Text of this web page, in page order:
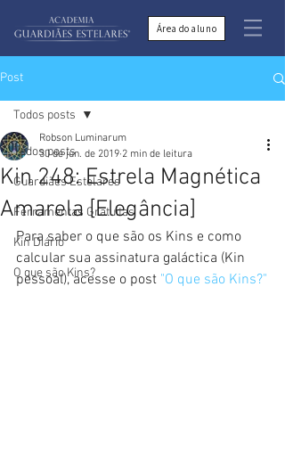
Área do aluno
Post
Todos posts
Guardiães Estelares
Ferramentas Gratuitas
Kin Diário
O que são Kins?
Todos posts
Kin 248: Estrela Magnética
Amarela [Elegância]
Robson Luminarum
30 de jun. de 2019 2 min de leitura
Para saber o que são os Kins e como
calcular sua assinatura galáctica (Kin
pessoal), acesse o post "O que são Kins?"